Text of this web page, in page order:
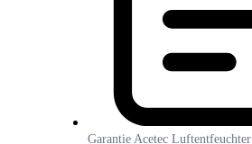
Garantie Acetec Luftentfeuchter